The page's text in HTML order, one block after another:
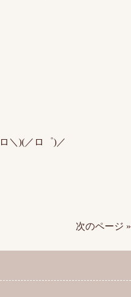
＼)(／ロ゜)／
次のページ »